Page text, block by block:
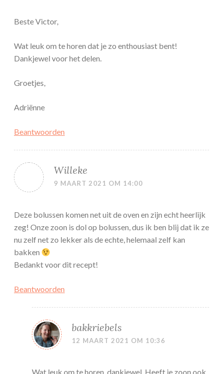
Beste Victor,
Wat leuk om te horen dat je zo enthousiast bent!
Dankjewel voor het delen.
Groetjes,
Adriënne
Beantwoorden
Willeke
9 MAART 2021 OM 14:00
Deze bolussen komen net uit de oven en zijn echt heerlijk
zeg! Onze zoon is dol op bolussen, dus ik ben blij dat ik ze
nu zelf net zo lekker als de echte, helemaal zelf kan
bakken
Bedankt voor dit recept!
Beantwoorden
bakkriebels
12 MAART 2021 OM 10:36
Wat leuk om te horen, dankjewel. Heeft je zoon ook